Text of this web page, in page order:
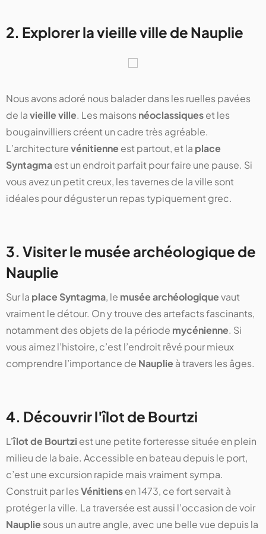
2. Explorer la vieille ville de Nauplie
Nous avons adoré nous balader dans les ruelles pavées
de lavieille ville. Les maisonsnéoclassiqueset les
bougainvilliers créent un cadre très agréable.
L’architecturevénitienneest partout, et la place
Syntagmaest un endroit parfait pour faire une pause. Si
vous avez un petit creux, les tavernes de la ville sont
idéales pour déguster un repas typiquement grec.
3. Visiter le musée archéologique de
Nauplie
Sur la place Syntagma, le musée archéologiquevaut
vraiment le détour. On y trouve des artefacts fascinants,
notamment des objets de la période mycénienne. Si
vous aimez l’histoire, c’est l’endroit rêvé pour mieux
comprendre l’importance de Nauplieà travers les âges.
4. Découvrir l'îlot de Bourtzi
L'îlot de Bourtzi est une petite forteresse située en plein
milieu de la baie. Accessible en bateau depuis le port,
c’est une excursion rapide mais vraiment sympa.
Construit par lesVénitiensen 1473, ce fort servait à
protéger la ville. La traversée est aussi l’occasion de voir
Naupliesous un autre angle, avec une belle vue depuis la